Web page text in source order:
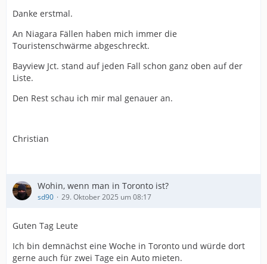
Danke erstmal.
An Niagara Fällen haben mich immer die
Touristenschwärme abgeschreckt.
Bayview Jct. stand auf jeden Fall schon ganz oben auf der
Liste.
Den Rest schau ich mir mal genauer an.
Christian
Wohin, wenn man in Toronto ist?
sd90 29. Oktober 2025 um 08:17
Guten Tag Leute
Ich bin demnächst eine Woche in Toronto und würde dort
gerne auch für zwei Tage ein Auto mieten.